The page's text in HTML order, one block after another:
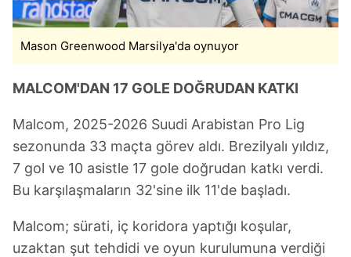
için Ayarlar butonuna tıklayabilir,
Çerez Bilgilendirme
Metnimiziziyaret edebilirsiniz.
6698 sayılı Kişisel Verilerin Korunması Kanunu uyarınca
hazırlanmış Aydınlatma Metnimizi okumak ve sitemizde
almak için lütfentıklayınız.
Mason Greenwood Marsilya'da oynuyor
MALCOM'DAN 17 GOLE DOĞRUDAN KATKI
Malcom, 2025-2026 Suudi Arabistan Pro Lig
sezonunda 33 maçta görev aldı. Brezilyalı yıldız,
7 gol ve 10 asistle 17 gole doğrudan katkı verdi.
Bu karşılaşmaların 32'sine ilk 11'de başladı.
Malcom; sürati, iç koridora yaptığı koşular,
uzaktan şut tehdidi ve oyun kurulumuna verdiği